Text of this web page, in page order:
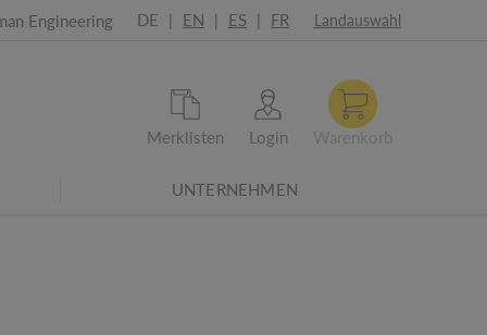
Engineering DE | EN | ES | FR Landauswahl
Merklisten Login
UNTERNEHMEN